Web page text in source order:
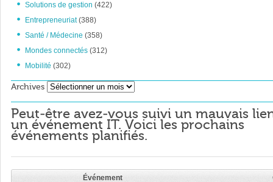
Solutions de gestion (422)
Entrepreneuriat(388)
Santé / Médecine (358)
Mondes connectés (312)
Mobilité (302)
Archives Archives
Peut-être avez-vous suivi un mauvais
un événement IT. Voici les prochains
événements planifiés.
Événement